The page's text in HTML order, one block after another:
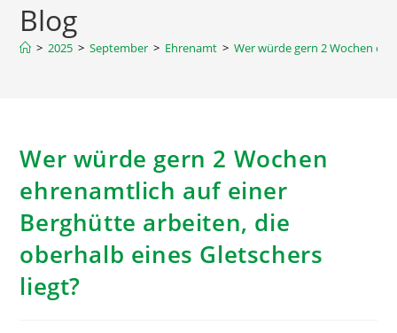
Blog
> 2025 > September > Ehrenamt > Wer würde gern 2 Wochen
Wer würde gern 2 Wochen
ehrenamtlich auf einer
Berghütte arbeiten, die
oberhalb eines Gletschers
liegt?